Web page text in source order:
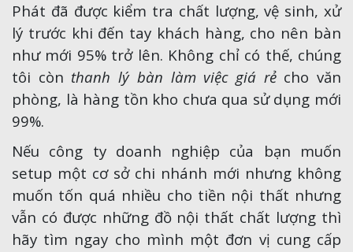
Phát đã được kiểm tra chất lượng, vệ sinh, xử
lý trước khi đến tay khách hàng, cho nên bàn
như mới 95% trở lên. Không chỉ có thế, chúng
tôi còn thanh lý bàn làm việc giá rẻcho văn
phòng, là hàng tồn kho chưa qua sử dụng mới
99%.
Nếu công ty doanh nghiệp của bạn muốn
setup một cơ sở chi nhánh mới nhưng không
muốn tốn quá nhiều cho tiền nội thất nhưng
vẫn có được những đồ nội thất chất lượng thì
hãy tìm ngay cho mình một đơn vị cung cấp